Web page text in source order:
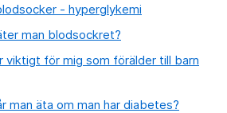
- hyperglykemi
man blodsockret?
viktigt för mig som förälder till barn
man äta om man har diabetes?